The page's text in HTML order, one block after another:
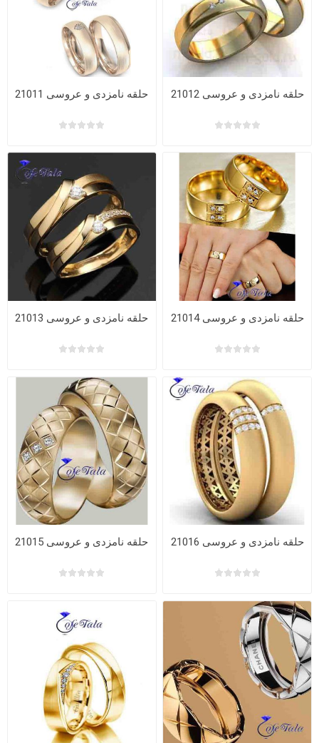
حلقه نامزدی و عروسی 21011 حلقه نامزدی و عروسی 21012
حلقه نامزدی و عروسی 21013 حلقه نامزدی و عروسی 21014
حلقه نامزدی و عروسی 21015 حلقه نامزدی و عروسی 21016